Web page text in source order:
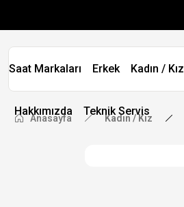
Saat Markaları Erkek Kadın / Kız
Hakkımızda Teknik Servis
Anasayfa Kadın / Kız